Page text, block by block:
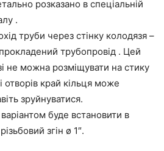
розказано в спеціальній
.
труби через стінку колодязя –
трубопровід . Цей
не можна розміщувати на стику
отворів край кільця може
зруйнуватися.
варіантом буде встановити в
згін ø 1″.